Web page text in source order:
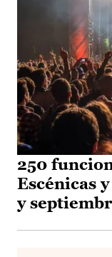
250
Escénicas
y